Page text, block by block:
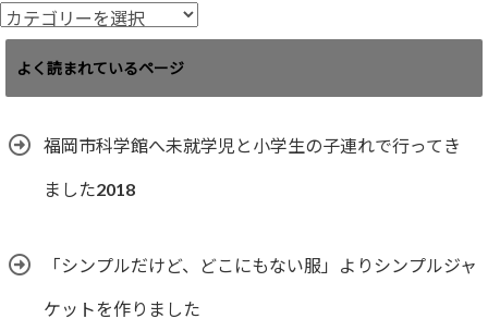
ブ
カ
テ
リ
よく読まれているページ
福岡市科学館へ未就学児と小学生の子連れで行ってき
ました2018
「シンプルだけど、どこにもない服」よりシンプルジャ
ケットを作りました